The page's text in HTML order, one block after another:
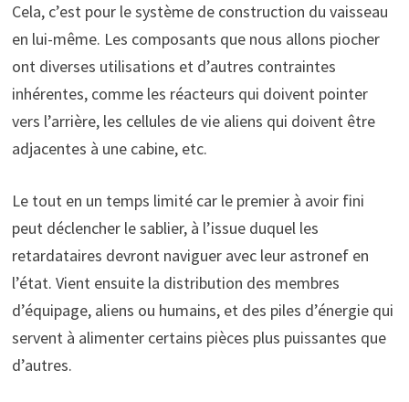
Cela, c’est pour le système de construction du vaisseau
en lui-même. Les composants que nous allons piocher
ont diverses utilisations et d’autres contraintes
inhérentes, comme les réacteurs qui doivent pointer
vers l’arrière, les cellules de vie aliens qui doivent être
adjacentes à une cabine, etc.
Le tout en un temps limité car le premier à avoir fini
peut déclencher le sablier, à l’issue duquel les
retardataires devront naviguer avec leur astronef en
l’état. Vient ensuite la distribution des membres
d’équipage, aliens ou humains, et des piles d’énergie qui
servent à alimenter certains pièces plus puissantes que
d’autres.